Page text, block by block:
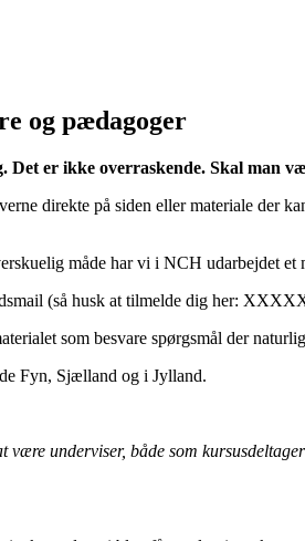
og pædagoger
er ikke overraskende. Skal man
direkte på siden eller materiale der
måde har vi i NCH udarbejdet
(så husk at tilmelde dig her:
som besvare spørgsmål der
Fyn, Sjælland og i Jylland.
underviser, både som